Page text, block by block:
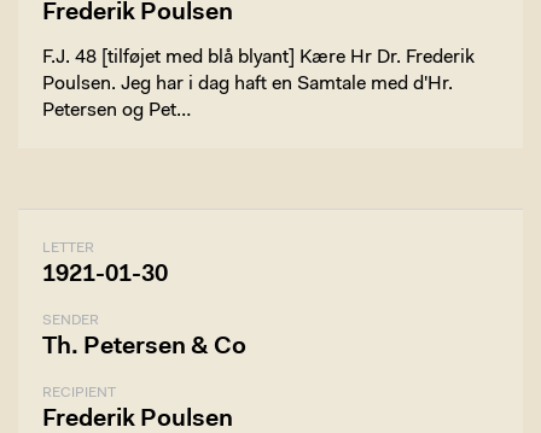
Frederik Poulsen
F.J. 48 [tilføjet med blå blyant] Kære Hr Dr. Frederik
Poulsen. Jeg har i dag haft en Samtale med d'Hr.
Petersen og Pet…
LETTER
1921-01-30
SENDER
Th. Petersen & Co
RECIPIENT
Frederik Poulsen